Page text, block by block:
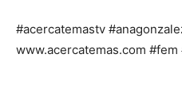
#acercatemastv
www.acercatemas.com